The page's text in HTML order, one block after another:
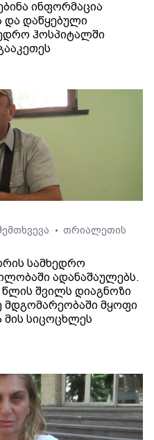
ინფორმაცია
დაწყებული
ჰოსპიტალში
• თრიალეთის
სამხედრო
ადანაშაულებს.
წლის შვილს დიაგნოზი
მდგომარეობაში მყოფი
მის სიცოცხლეს